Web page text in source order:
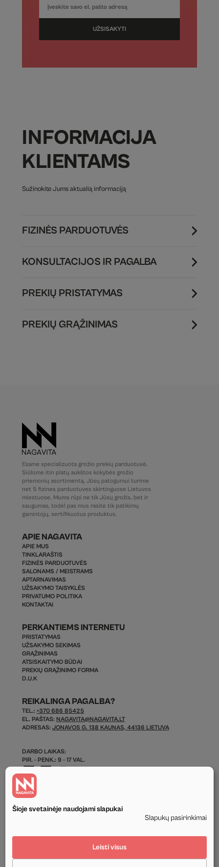
UŽSISAKYTI
INFORMACIJA
KLIENTAMS
Sužinokite Jums aktualią informaciją
FIZINĖS PARDUOTUVĖS
KONSULTACIJOS IR PAGALBA
PREKIŲ PRISTATYMAS
PREKIŲ GRĄŽINIMAS
Esame specializuota grožio prekių parduotuvė.
Siūlome itin platų aukštos kokybės grožio
priemonių asortimentą. Jūsų patogumui turime
net 5 fizines parduotuves skirtinguose Lietuvos
miestuose. Mums rūpi ne tik Jūsų grožis, bet ir
saugumas, todėl pas mus rasite tik patikimų
gamintojų, sertifikuotus produktus.
APIE NAGAVITA
APIE MUS
TINKLARAŠTIS
FIZINĖS PARDUOTUVĖS
SALONAMS / MEISTRAMS
APTARNAVIMAS
UŽSAKYMO TAISYKLĖS
PRIVATUMO POLITIKA
KONTAKTAI
PERKANTIEMS INTERNETU
PRISTATYMAS
UŽSAKYMO SEKIMAS
GRĄŽINIMAS
ATSISKAITYMO BŪDAI
PREKIŲ GRĄŽINIMO FORMA
D.U.K
REIKALINGA PAGALBA?
TEL.: +370 686 85425
EL. PAŠTAS: NAGAVITA@NAGAVITA.LT
ADRESAS: JONAVOS G. 138 KAUNAS, 44136 LIETUVA
DARBO LAIKAS:
PIR. - PENK.: 9 - 17 VAL.
© 2026 Visos Teisės Saugomos.
Šioje svetainėje naudojami slapukai
Slapukų pasirinkimai
Leisti visus